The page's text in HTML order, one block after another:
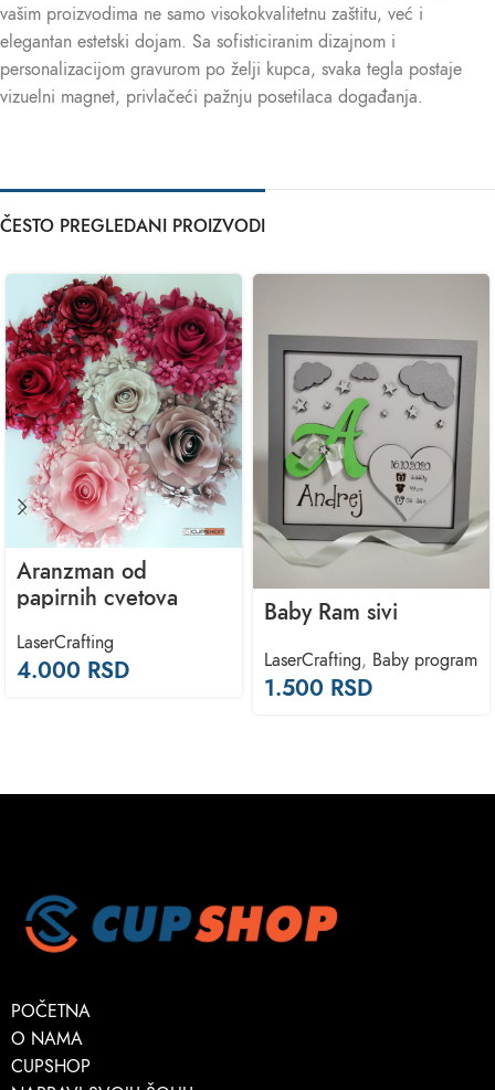
vašim proizvodima ne samo visokokvalitetnu zaštitu, već i
elegantan estetski dojam. Sa sofisticiranim dizajnom i
personalizacijom gravurom po želji kupca, svaka tegla postaje
vizuelni magnet, privlačeći pažnju posetilaca događanja.
ČESTO PREGLEDANI PROIZVODI
Aranzman od
papirnih cvetova
LaserCrafting
4.000 RSD
Baby Ram sivi
LaserCrafting, Baby program
1.500 RSD
POČETNA
O NAMA
CUPSHOP